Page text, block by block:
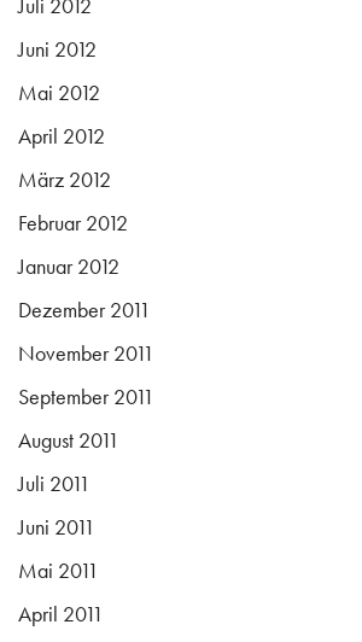
Juni 2012
Mai 2012
April 2012
März 2012
Februar 2012
Januar 2012
Dezember 2011
November 2011
September 2011
August 2011
Juli 2011
Juni 2011
Mai 2011
April 2011